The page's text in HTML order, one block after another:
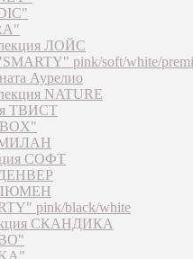
ЛОЙС
pink/soft/white/
Аурелио
NATURE
ТВИСТ
МИЛАН
СОФТ
ДЕНВЕР
ЛЮМЕН
pink/black/white
СКАНДИКА